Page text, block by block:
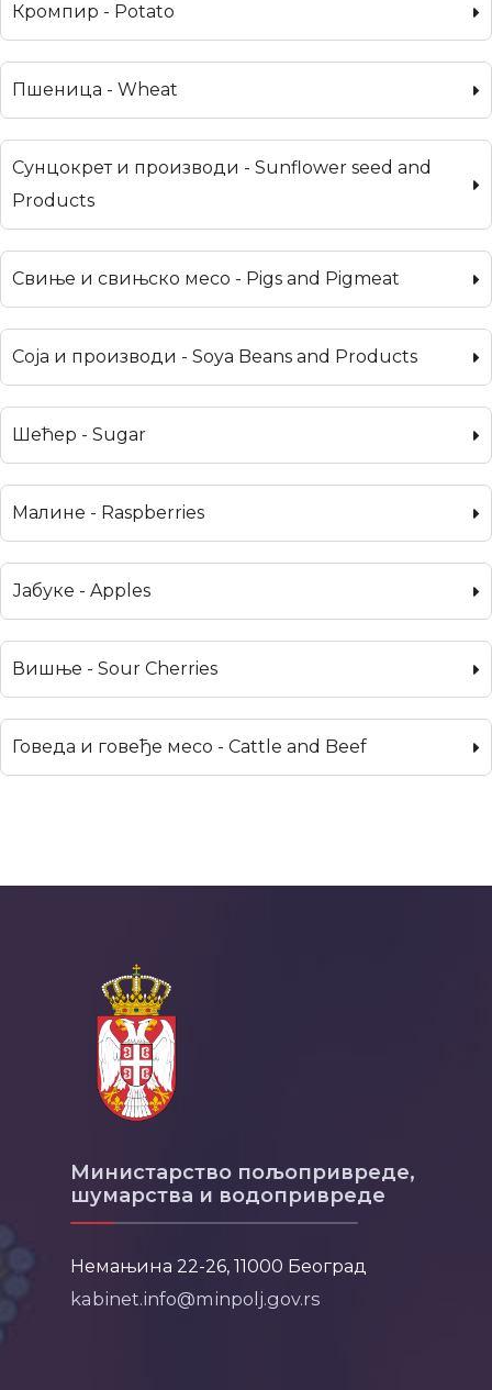
Кромпир - Potato
Пшеница - Wheat
Сунцокрет и производи - Sunflower seed and
Products
Свиње и свињско месо - Pigs and Pigmeat
Соја и производи - Soya Beans and Products
Шећер - Sugar
Малине - Raspberries
Јабуке - Apples
Вишње - Sour Cherries
Говеда и говеђе месо - Cattle and Beef
Министарство пољопривреде,
шумарства и водопривреде
Немањина 22-26, 11000 Београд
kabinet.info@minpolj.gov.rs